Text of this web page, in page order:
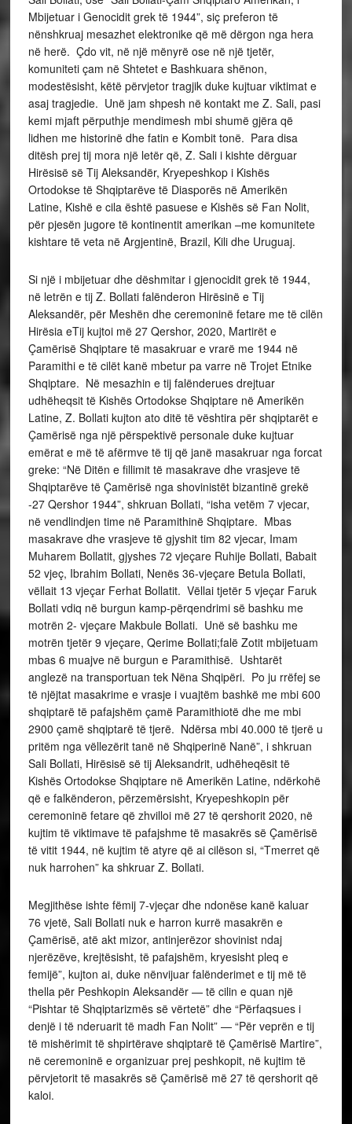
Mbijetuar i Genocidit grek të 1944”, siç preferon të
nënshkruaj mesazhet elektronike që më dërgon nga hera
në herë. Çdo vit, në një mënyrë ose në një tjetër,
komuniteti çam në Shtetet e Bashkuara shënon,
modestësisht, këtë përvjetor tragjik duke kujtuar viktimat e
asaj tragjedie. Unë jam shpesh në kontakt me Z. Sali, pasi
kemi mjaft përputhje mendimesh mbi shumë gjëra që
lidhen me historinë dhe fatin e Kombit tonë. Para disa
ditësh prej tij mora një letër që, Z. Sali i kishte dërguar
Hirësisë së Tij Aleksandër, Kryepeshkop i Kishës
Ortodokse të Shqiptarëve të Diasporës në Amerikën
Latine, Kishë e cila është pasuese e Kishës së Fan Nolit,
për pjesën jugore të kontinentit amerikan –me komunitete
kishtare të veta në Argjentinë, Brazil, Kili dhe Uruguaj.
Si një i mbijetuar dhe dëshmitar i gjenocidit grek të 1944,
në letrën e tij Z. Bollati falënderon Hirësinë e Tij
Aleksandër, për Meshën dhe ceremoninë fetare me të cilën
Hirësia eTij kujtoi më 27 Qershor, 2020, Martirët e
Çamërisë Shqiptare të masakruar e vrarë me 1944 në
Paramithi e të cilët kanë mbetur pa varre në Trojet Etnike
Shqiptare. Në mesazhin e tij falënderues drejtuar
udhëheqsit të Kishës Ortodokse Shqiptare në Amerikën
Latine, Z. Bollati kujton ato ditë të vështira për shqiptarët e
Çamërisë nga një përspektivë personale duke kujtuar
emërat e më të afërmve të tij që janë masakruar nga forcat
greke: “Në Ditën e fillimit të masakrave dhe vrasjeve të
Shqiptarëve të Çamërisë nga shovinistët bizantinë grekë
-27 Qershor 1944”, shkruan Bollati, “isha vetëm 7 vjecar,
në vendlindjen time në Paramithinë Shqiptare. Mbas
masakrave dhe vrasjeve të gjyshit tim 82 vjecar, Imam
Muharem Bollatit, gjyshes 72 vjeçare Ruhije Bollati, Babait
52 vjeç, Ibrahim Bollati, Nenës 36-vjeçare Betula Bollati,
vëllait 13 vjeçar Ferhat Bollatit. Vëllai tjetër 5 vjeçar Faruk
Bollati vdiq në burgun kamp-përqendrimi së bashku me
motrën 2- vjeçare Makbule Bollati. Unë së bashku me
motrën tjetër 9 vjeçare, Qerime Bollati;falë Zotit mbijetuam
mbas 6 muajve në burgun e Paramithisë. Ushtarët
anglezë na transportuan tek Nëna Shqipëri. Po ju rrëfej se
të njëjtat masakrime e vrasje i vuajtëm bashkë me mbi 600
shqiptarë të pafajshëm çamë Paramithiotë dhe me mbi
2900 çamë shqiptarë të tjerë. Ndërsa mbi 40.000 të tjerë u
pritëm nga vëllezërit tanë në Shqiperinë Nanë”, i shkruan
Sali Bollati, Hirësisë së tij Aleksandrit, udhëheqësit të
Kishës Ortodokse Shqiptare në Amerikën Latine, ndërkohë
që e falkënderon, përzemërsisht, Kryepeshkopin për
ceremoninë fetare që zhvilloi më 27 të qershorit 2020, në
kujtim të viktimave të pafajshme të masakrës së Çamërisë
të vitit 1944, në kujtim të atyre që ai cilëson si, “Tmerret që
nuk harrohen” ka shkruar Z. Bollati.
Megjithëse ishte fëmij 7-vjeçar dhe ndonëse kanë kaluar
76 vjetë, Sali Bollati nuk e harron kurrë masakrën e
Çamërisë, atë akt mizor, antinjerëzor shovinist ndaj
njerëzëve, krejtësisht, të pafajshëm, kryesisht pleq e
femijë”, kujton ai, duke nënvijuar falënderimet e tij më të
thella për Peshkopin Aleksandër — të cilin e quan një
“Pishtar të Shqiptarizmës së vërtetë” dhe “Përfaqsues i
denjë i të nderuarit të madh Fan Nolit” — “Për veprën e tij
të mishërimit të shpirtërave shqiptarë të Çamërisë Martire”,
në ceremoninë e organizuar prej peshkopit, në kujtim të
përvjetorit të masakrës së Çamërisë më 27 të qershorit që
kaloi.